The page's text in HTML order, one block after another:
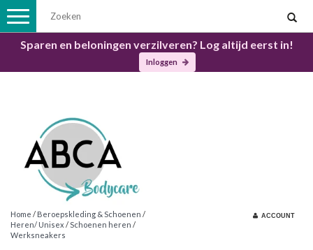
Sparen en beloningen verzilveren? Log altijd eerst in!
Inloggen
Toggle
navigation
Home / Beroepskleding & Schoenen /
Heren/ Unisex /Schoenen heren /
Werksneakers
ACCOUNT